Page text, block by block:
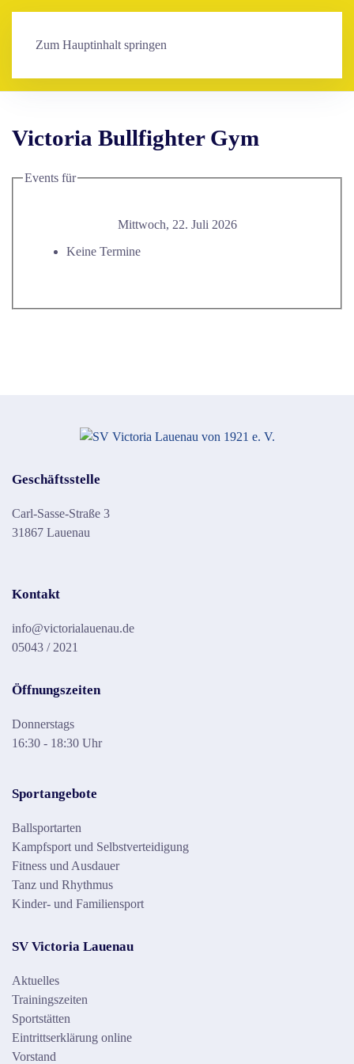
Zum Hauptinhalt springen
Victoria Bullfighter Gym
Events für
Mittwoch, 22. Juli 2026
Keine Termine
Geschäftsstelle
Carl-Sasse-Straße 3
31867 Lauenau
Kontakt
info@victorialauenau.de
05043 / 2021
Öffnungszeiten
Donnerstags
16:30 - 18:30 Uhr
Sportangebote
Ballsportarten
Kampfsport und Selbstverteidigung
Fitness und Ausdauer
Tanz und Rhythmus
Kinder- und Familiensport
SV Victoria Lauenau
Aktuelles
Trainingszeiten
Sportstätten
Eintrittserklärung online
Vorstand